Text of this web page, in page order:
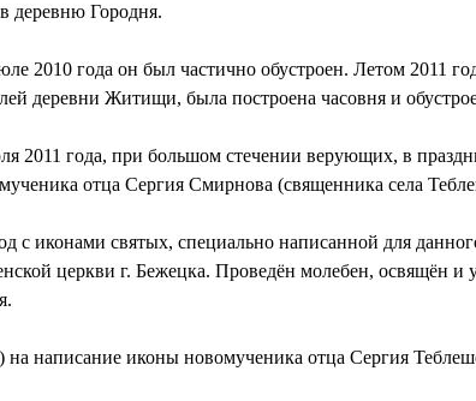
деревню Городня.
2010 года он был частично обустроен. Летом 2011
деревни Житищи, была построена часовня и
2011 года, при большом стечении верующих, в
отца Сергия Смирнова (священника села
с иконами святых, специально написанной для
церкви г. Бежецка. Проведён молебен, освящён и
написание иконы новомученика отца Сергия